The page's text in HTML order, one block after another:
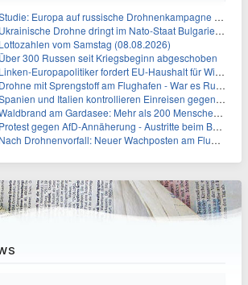
Europa auf russische Drohnenkampagne unzureichend vorbereitet
Ukrainische Drohne dringt im Nato-Staat Bulgarien ein
Lottozahlen vom Samstag (08.08.2026)
Über 300 Russen seit Kriegsbeginn abgeschoben
Linken-Europapolitiker fordert EU-Haushalt für Wirtschaftsumbau
Drohne mit Sprengstoff am Flughafen - War es Russland?
und Italien kontrollieren Einreisen gegenseitig
am Gardasee: Mehr als 200 Menschen evakuiert
Protest gegen AfD-Annäherung - Austritte beim BSW Sachsen-Anhalt
Nach Drohnenvorfall: Neuer Wachposten am Flughafen